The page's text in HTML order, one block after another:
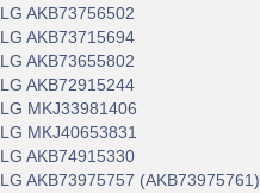
LG AKB73756502
LG AKB73715694
LG AKB73655802
LG AKB72915244
LG MKJ33981406
LG MKJ40653831
LG AKB74915330
LG AKB73975757 (AKB73975761)